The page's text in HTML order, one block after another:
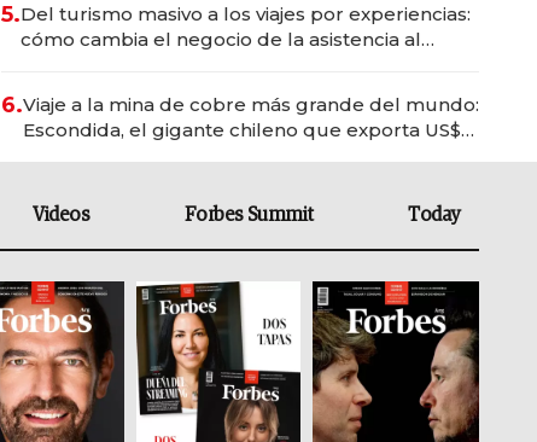
5.Del turismo masivo a los viajes por experiencias:
cómo cambia el negocio de la asistencia al
6.Viaje a la mina de cobre más grande del mundo:
Escondida, el gigante chileno que exporta US$
Videos Forbes Summit Today